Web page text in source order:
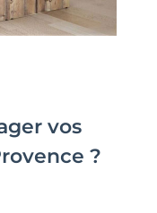
vos
?